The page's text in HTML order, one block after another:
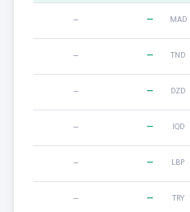
MAD
—
—
TND
—
—
DZD
—
—
IQD
—
—
LBP
—
—
TRY
—
—